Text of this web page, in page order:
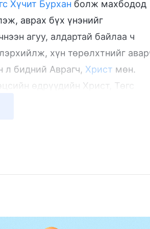
Хүчит Бурхан болж махбодод
аврах бүх үнэнийг
агуу, алдартай байлаа ч
хүн төрөлхтнийг
л бидний Аврагч, Христ мөн.
өдрүүдийн Христ, Төгс
хэрхэн хийдэг вэ?
тулд төрөл бүрийн
байх ёстой, хүн яаж Бурханд
агуулагддаг. Эдгээр үг нь